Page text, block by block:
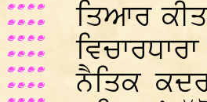
ਤਿਆਰ
ਨੈਤਿਕ